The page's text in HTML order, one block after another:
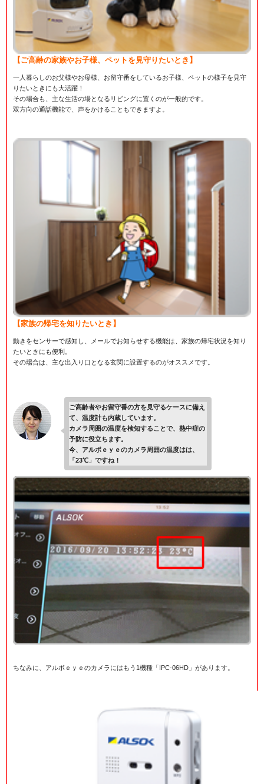
【ご高齢の家族やお子様、ペットを見守りたいとき】
一人暮らしのお父様やお母様、お留守番をしているお子様、ペットの様子を見守
りたいときにも大活躍！
その場合も、主な生活の場となるリビングに置くのが一般的です。
双方向の通話機能で、声をかけることもできますよ。
【家族の帰宅を知りたいとき】
動きをセンサーで感知し、メールでお知らせする機能は、家族の帰宅状況を知り
たいときにも便利。
その場合は、主な出入り口となる玄関に設置するのがオススメです。
ご高齢者やお留守番の方を見守るケースに備え
て、温度計も内蔵しています。
カメラ周囲の温度を検知することで、熱中症の
予防に役立ちます。
今、アルボｅｙｅのカメラ周囲の温度はは、
「23℃」ですね！
ちなみに、アルボｅｙｅのカメラにはもう1機種「IPC-06HD」があります。